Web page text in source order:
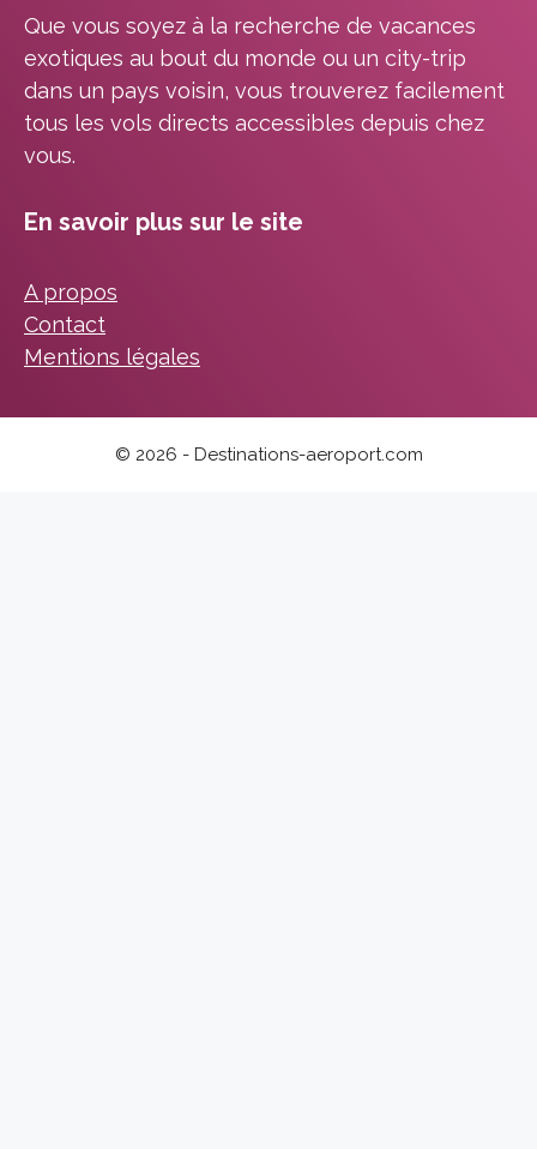
Que vous soyez à la recherche de vacances
exotiques au bout du monde ou un city-trip
dans un pays voisin, vous trouverez facilement
tous les vols directs accessibles depuis chez
vous.
En savoir plus sur le site
A propos
Contact
Mentions légales
© 2026 - Destinations-aeroport.com